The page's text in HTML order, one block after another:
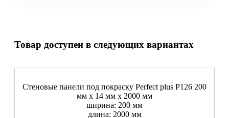
Товар доступен в следующих вариантах
Стеновые панели под покраску Perfect plus P126 200
мм х 14 мм х 2000 мм
ширина: 200 мм
длина: 2000 мм